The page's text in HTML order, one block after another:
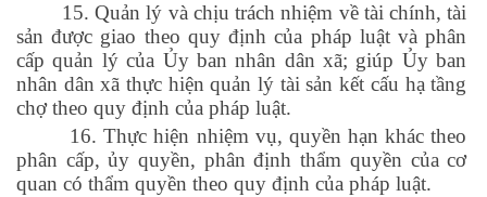
15. Quản lý và chịu trách nhiệm về tài chính, tài
sản được giao theo quy định của pháp luật và phân
cấp quản lý của Ủy ban nhân dân xã; giúp Ủy ban
nhân dân xã thực hiện quản lý tài sản kết cấu hạ tầng
chợ theo quy định của pháp luật.
16. Thực hiện nhiệm vụ, quyền hạn khác theo
phân cấp, ủy quyền, phân định thẩm quyền của cơ
quan có thẩm quyền theo quy định của pháp luật.